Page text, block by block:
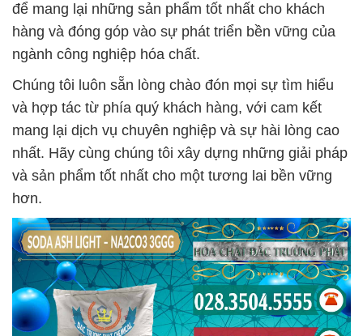
để mang lại những sản phẩm tốt nhất cho khách
hàng và đóng góp vào sự phát triển bền vững của
ngành công nghiệp hóa chất.
Chúng tôi luôn sẵn lòng chào đón mọi sự tìm hiểu
và hợp tác từ phía quý khách hàng, với cam kết
mang lại dịch vụ chuyên nghiệp và sự hài lòng cao
nhất. Hãy cùng chúng tôi xây dựng những giải pháp
và sản phẩm tốt nhất cho một tương lai bền vững
hơn.